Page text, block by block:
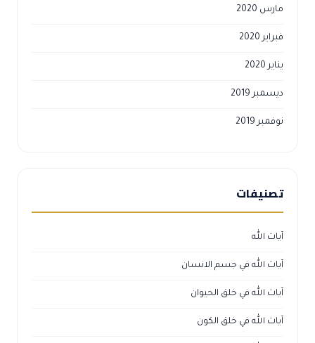
مارس 2020
فبراير 2020
يناير 2020
ديسمبر 2019
نوفمبر 2019
تصنيفات
آيات الله
آيات الله في جسم الانسان
آيات الله في خلق الحيوان
آيات الله في خلق الكون